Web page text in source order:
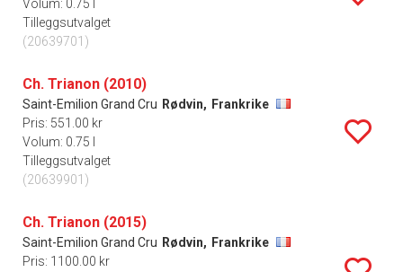
Volum: 0.75 l
Tilleggsutvalget
(20639701)
Ch. Trianon (2010)
Saint-Emilion Grand Cru Rødvin, Frankrike
Pris: 551.00 kr
Volum: 0.75 l
Tilleggsutvalget
(20639901)
Ch. Trianon (2015)
Saint-Emilion Grand Cru Rødvin, Frankrike
Pris: 1100.00 kr